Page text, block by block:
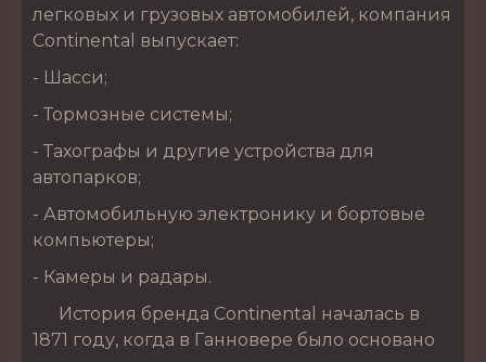
легковых и грузовых автомобилей, компания
Continental выпускает:
- Шасси;
- Тормозные системы;
- Тахографы и другие устройства для
автопарков;
- Автомобильную электронику и бортовые
компьютеры;
- Камеры и радары.
История бренда Continental началась в
1871 году, когда в Ганновере было основано